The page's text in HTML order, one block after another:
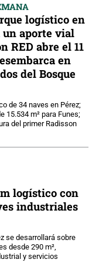
logístico en
un aporte vial
RED abre el 11
en
del Bosque
de 34 naves en Pérez;
15.534 m² para Funes;
del primer Radisson
logístico con
industriales
se desarrollará sobre
desde 290 m²,
y servicios